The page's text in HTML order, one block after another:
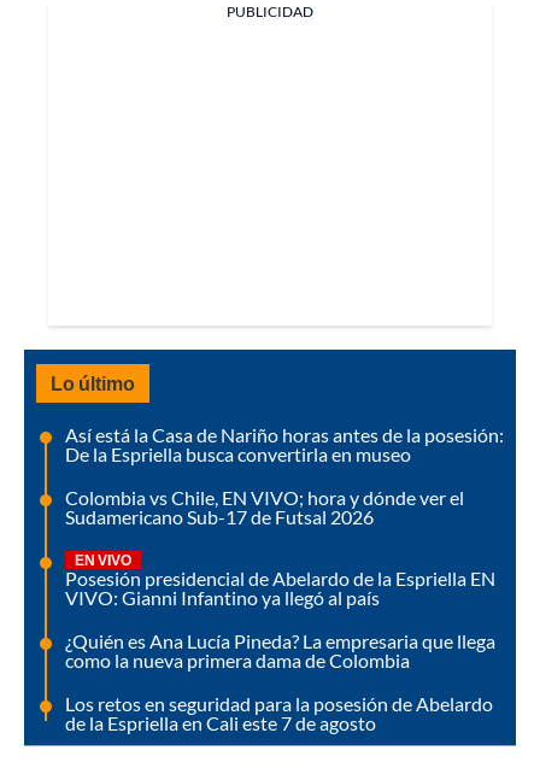
PUBLICIDAD
Lo último
Así está la Casa de Nariño horas antes de la posesión:
De la Espriella busca convertirla en museo
Colombia vs Chile, EN VIVO; hora y dónde ver el
Sudamericano Sub-17 de Futsal 2026
EN VIVO
Posesión presidencial de Abelardo de la Espriella EN
VIVO: Gianni Infantino ya llegó al país
¿Quién es Ana Lucía Pineda? La empresaria que llega
como la nueva primera dama de Colombia
Los retos en seguridad para la posesión de Abelardo
de la Espriella en Cali este 7 de agosto